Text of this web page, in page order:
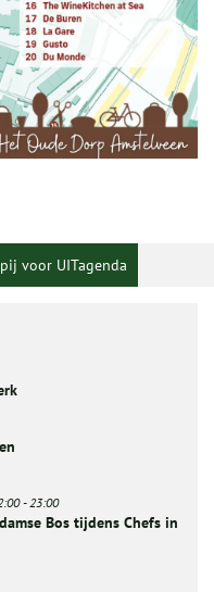
voor UITagenda
-23:00
Bos tijdens Chefs in